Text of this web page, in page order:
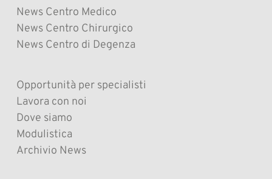
News Centro Medico
News Centro Chirurgico
News Centro di Degenza
Opportunità per specialisti
Lavora con noi
Dove siamo
Modulistica
Archivio News